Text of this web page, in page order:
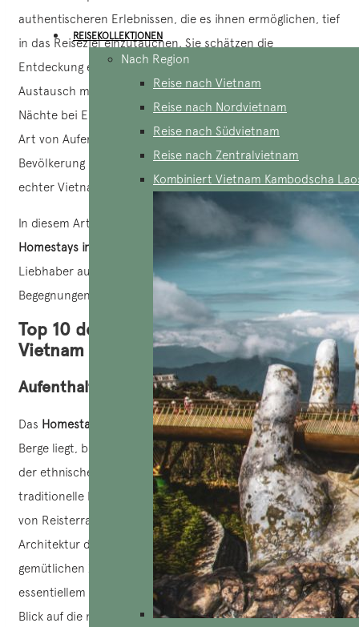
REISEKOLLEKTIONEN
Nach Region
Reise nach Vietnam
Reise nach Nordvietnam
Reise nach Südvietnam
Reise nach Zentralvietnam
Kombiniert Vietnam Kambodscha
authentischeren Erlebnissen, die es ihnen ermöglichen, tief
in das Reiseziel einzutauchen. Sie schätzen die
Entdeckung einzigartiger kultureller Aspekte, den
Austausch mit Einheimischen und die Möglichkeit, einige
Nächte bei Einheimischen in Vietnam zu verbringen. Diese
Art von Aufenthalt bietet ihnen die Nähe zur lokalen
Bevölkerung und die Chance, für ein paar Tage wie ein
echter Vietnamese zu leben.
In diesem Artikel verraten wir Ihnen die
10 besten
Homestays in Vietnam
. Einzigartige Erlebnisse, die
Liebhaber authentischer Reisen und unvergesslicher
Begegnungen begeistern werden.
Top 10 der besten Homestays in
Vietnam
Aufenthalt bei den Dzay in Ta Van, Sapa
Das Homestay der Dzay in Ta Van, das im Herzen der Sapa-
Berge liegt, bietet ein einzigartiges Eintauchen in die Kultur
der ethnischen Minderheiten im Nordvietnams. Dieses
traditionelle Holzhaus, das auf einer Anhöhe thront und
von Reisterrassen umgeben ist, spiegelt die typische
Architektur der Dzay wider. Die einfachen, aber
gemütlichen Zimmer vereinen rustikalen Charme mit
essentiellem Komfort und bieten einen atemberaubenden
Blick auf die neblige Landschaft des Mường Hoa Tals.